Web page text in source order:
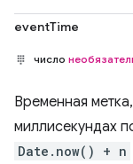
eventTime
число
Временная
миллисекундах
Date.now() + n